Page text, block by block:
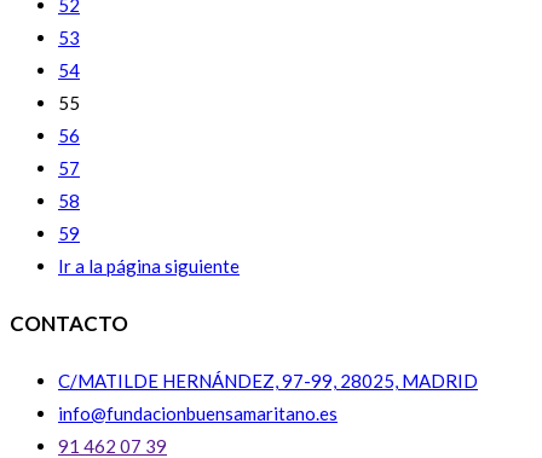
52
53
54
55
56
57
58
59
Ir a la página siguiente
CONTACTO
C/MATILDE HERNÁNDEZ, 97-99, 28025, MADRID
info@fundacionbuensamaritano.es
91 462 07 39